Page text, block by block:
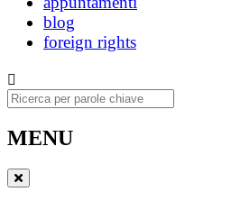
blog
foreign rights
Ricerca
MENU